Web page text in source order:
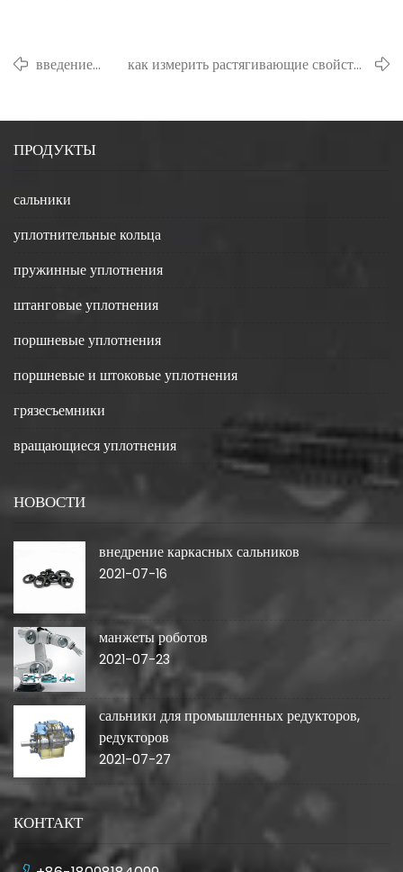
введение
как измерить растягивающие свойства
ПРОДУКТЫ
сальники
уплотнительные кольца
пружинные уплотнения
штанговые уплотнения
поршневые уплотнения
поршневые и штоковые уплотнения
грязесъемники
вращающиеся уплотнения
НОВОСТИ
внедрение каркасных сальников
2021-07-16
манжеты роботов
2021-07-23
сальники для промышленных редукторов,
редукторов
2021-07-27
КОНТАКТ